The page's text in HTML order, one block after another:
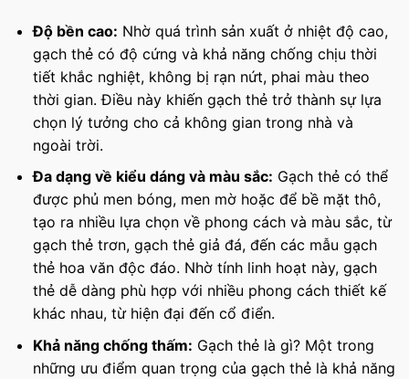
Độ bền cao: Nhờ quá trình sản xuất ở nhiệt độ cao,
gạch thẻ có độ cứng và khả năng chống chịu thời
tiết khắc nghiệt, không bị rạn nứt, phai màu theo
thời gian. Điều này khiến gạch thẻ trở thành sự lựa
chọn lý tưởng cho cả không gian trong nhà và
ngoài trời.
Đa dạng về kiểu dáng và màu sắc: Gạch thẻ có thể
được phủ men bóng, men mờ hoặc để bề mặt thô,
tạo ra nhiều lựa chọn về phong cách và màu sắc, từ
gạch thẻ trơn, gạch thẻ giả đá, đến các mẫu gạch
thẻ hoa văn độc đáo. Nhờ tính linh hoạt này, gạch
thẻ dễ dàng phù hợp với nhiều phong cách thiết kế
khác nhau, từ hiện đại đến cổ điển.
Khả năng chống thấm: Gạch thẻ là gì? Một trong
những ưu điểm quan trọng của gạch thẻ là khả năng